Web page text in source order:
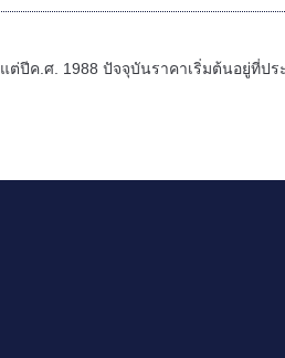
แต่ปีค.ศ. 1988 ปัจจุบันราคาเริ่มต้นอยู่ที่